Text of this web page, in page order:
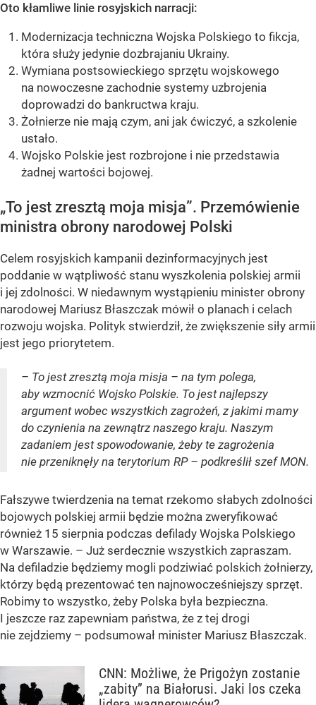
Oto kłamliwe linie rosyjskich narracji:
Modernizacja techniczna Wojska Polskiego to fikcja,
która służy jedynie dozbrajaniu Ukrainy.
Wymiana postsowieckiego sprzętu wojskowego
na nowoczesne zachodnie systemy uzbrojenia
doprowadzi do bankructwa kraju.
Żołnierze nie mają czym, ani jak ćwiczyć, a szkolenie
ustało.
Wojsko Polskie jest rozbrojone i nie przedstawia
żadnej wartości bojowej.
„To jest zresztą moja misja”. Przemówienie
ministra obrony narodowej Polski
Celem rosyjskich kampanii dezinformacyjnych jest
poddanie w wątpliwość stanu wyszkolenia polskiej armii
i jej zdolności. W niedawnym wystąpieniu minister obrony
narodowej Mariusz Błaszczak mówił o planach i celach
rozwoju wojska. Polityk stwierdził, że zwiększenie siły armii
jest jego priorytetem.
– To jest zresztą moja misja – na tym polega,
aby wzmocnić Wojsko Polskie. To jest najlepszy
argument wobec wszystkich zagrożeń, z jakimi mamy
do czynienia na zewnątrz naszego kraju. Naszym
zadaniem jest spowodowanie, żeby te zagrożenia
nie przeniknęły na terytorium RP – podkreślił szef MON.
Fałszywe twierdzenia na temat rzekomo słabych zdolności
bojowych polskiej armii będzie można zweryfikować
również 15 sierpnia podczas defilady Wojska Polskiego
w Warszawie. – Już serdecznie wszystkich zapraszam.
Na defiladzie będziemy mogli podziwiać polskich żołnierzy,
którzy będą prezentować ten najnowocześniejszy sprzęt.
Robimy to wszystko, żeby Polska była bezpieczna.
I jeszcze raz zapewniam państwa, że z tej drogi
nie zejdziemy – podsumował minister Mariusz Błaszczak.
CNN: Możliwe, że Prigożyn zostanie
„zabity” na Białorusi. Jaki los czeka